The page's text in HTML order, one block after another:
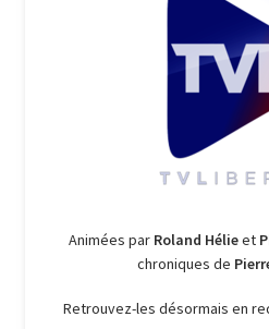
Animées par Roland Hélieet
chroniques de
Retrouvez-les désormais en